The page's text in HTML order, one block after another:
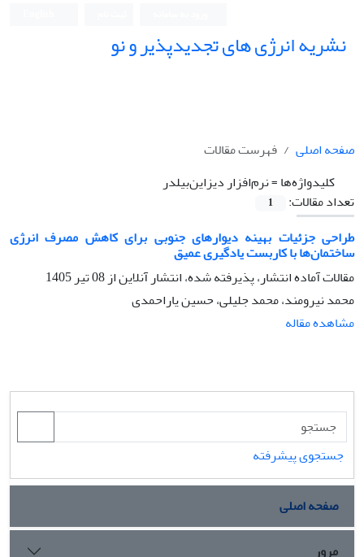
نشریه انرژی های تجدیدپذیر و نو
صفحه اصلی
فهرست مقالات
کلیدواژه‌ها =نرم‌افزار دیزاین‌بیلدر
تعداد مقالات:
1
طراحی جزئیات بهینه دیوارهای جنوبی برای کاهش مصرف انرژی
ساختمان‌ها با کاربست یادگیری عمیق
مقالات آماده انتشار، پذیرفته شده، انتشار آنلاین از08 تیر 1405
محمد نیرومند، محمد جلیلی، حسین یاراحمدی
مشاهده مقاله
جستجوی پیشرفته
صفحه اصلی
مرور